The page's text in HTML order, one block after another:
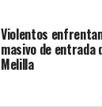
Violentos
masivo de entrada
Melilla